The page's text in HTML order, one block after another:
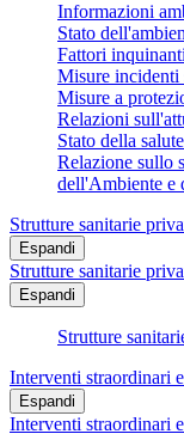
Informazioni
Stato
Fattori inquinanti
Misure incidenti
Misure a
Relazioni
Stato della
Relazione sullo
dell'Ambiente e
Strutture sanitarie
Espandi
Strutture sanitarie
Espandi
Strutture
Interventi straordinari
Espandi
Interventi straordinari